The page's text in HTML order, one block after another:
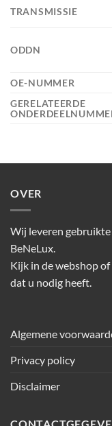
TRANSMISSIE
ODDN
OE-NUMMER
GERELATEERDE
OVER
Wij leveren
BeNeLux.
Kijk in de webshop
dat u nodig heeft.
Algemene
Privacy policy
Disclaimer